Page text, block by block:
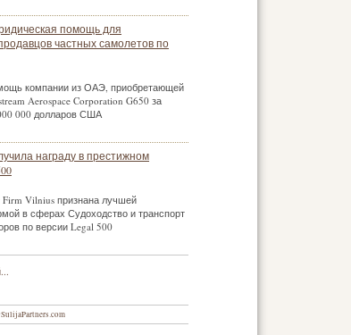
помощь для
частных самолетов по
компании из ОАЭ, приобретающей
Aerospace Corporation G650 за
000 долларов США
награду в престижном
Firm Vilnius признана лучшей
в сферах Судоходство и транспорт
по версии Legal 500